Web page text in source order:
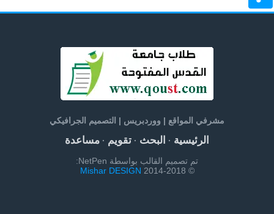
مشرفي المواقع | ووردبريس | التصميم الجرافيكي
الرئيسية· البحث· تقويم· مساعدة
تم تصميم القالب بواسطة NetPen:
© 2014-2018
Mishar DESIGN